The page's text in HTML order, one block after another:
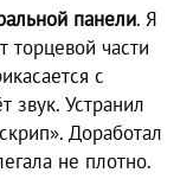
панели. Я
торцевой части
с
звук. Устранил
Доработал
не плотно.